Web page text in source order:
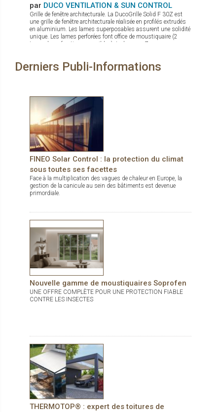
par DUCO VENTILATION & SUN CONTROL
Grille de fenêtre architecturale. La DucoGrille Solid F 30Z est
une grille de fenêtre architecturale réalisée en profilés extrudés
en aluminium. Les lames superposables assurent une solidité
unique. Les lames perforées font office de moustiquaire (2
types de perforations possibles). La lame en Z procure un
Derniers Publi-Informations
FINEO Solar Control : la protection du climat
sous toutes ses facettes
Face à la multiplication des vagues de chaleur en Europe, la
gestion de la canicule au sein des bâtiments est devenue
primordiale.
Nouvelle gamme de moustiquaires Soprofen
UNE OFFRE COMPLÈTE POUR UNE PROTECTION FIABLE
CONTRE LES INSECTES
THERMOTOP® : expert des toitures de